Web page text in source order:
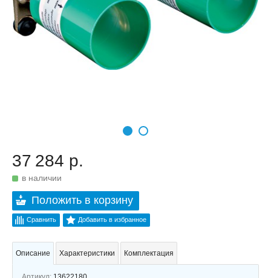
37 284 р.
в наличии
Положить в корзину
Сравнить Добавить в избранное
Описание Характеристики Комплектация